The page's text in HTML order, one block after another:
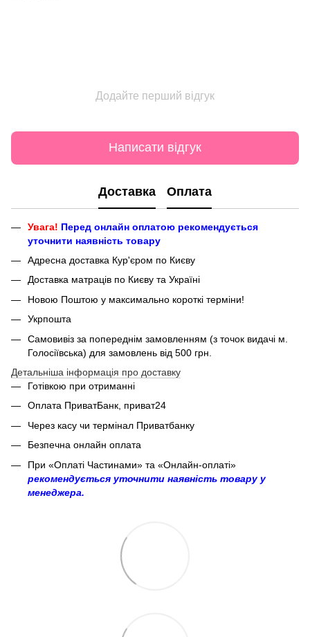
Додайте перший відгук
Написати відгук
Доставка Оплата
Увага! Перед онлайн оплатою рекомендується
уточнити наявність товару
Адресна доставка Кур'єром по Києву
Доставка матраців по Києву та Україні
Новою Поштою у максимально короткі терміни!
Укрпошта
Самовивіз за попереднім замовленням (з точок видачі м.
Голосіївська) для замовлень від 500 грн.
Детальніша інформація про доставку
Готівкою при отриманні
Оплата ПриватБанк, приват24
Через касу чи термінал Приватбанку
Безпечна онлайн оплата
При «Оплаті Частинами» та «Онлайн-оплаті»
рекомендується уточнити наявність товару у
менеджера.